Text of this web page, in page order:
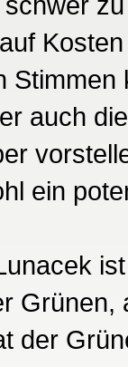
auch
ein
der